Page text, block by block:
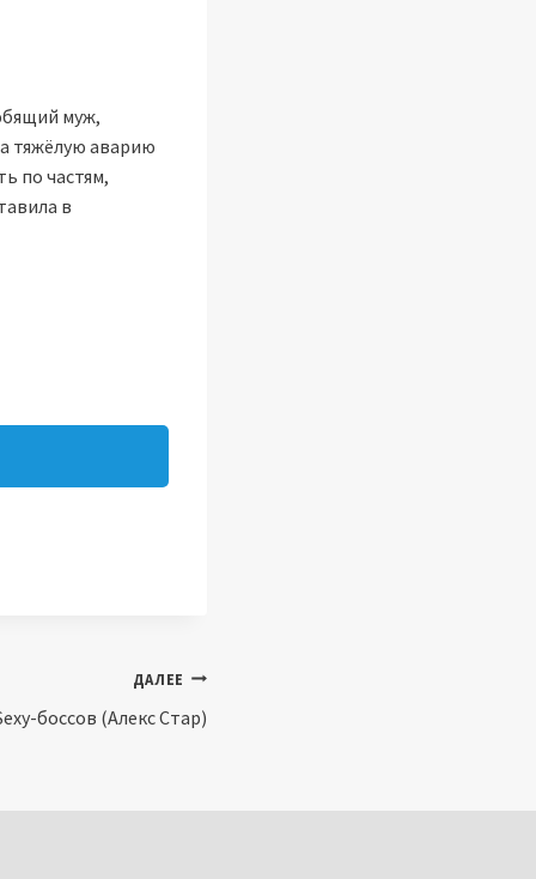
муж,
тяжёлую аварию
по частям,
в
ДАЛЕЕ
боссов (Алекс Стар)